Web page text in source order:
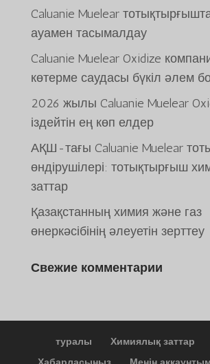
Caluanie Muelear
ауамен тасымалдау
Caluanie Muelear Oxidize
көтерме саудасы бүкіл әлем
2026 жылы Caluanie Muelear
іздейтін ең көп елдер
АҚШ-тағы Caluanie Muelear
өндірушілері: тотықтырғыш
заттар
Қазақстанның химия және газ
өнеркәсібінің әлеуетін зерттеу
Свежие комментарии
туралы Химиялық заттар
ພາ